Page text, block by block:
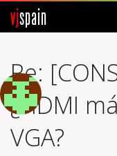
vjspain
Foros
Noticias
Vjspain
Re:
¿HDMI
VGA?